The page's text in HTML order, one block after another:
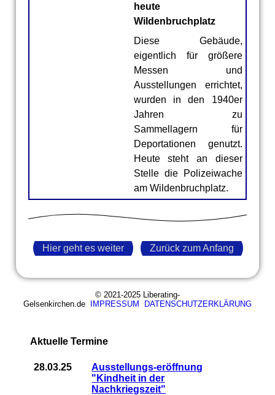
heute
Wildenbruchplatz
Diese Gebäude,
eigentlich für größere
Messen und
Ausstellungen errichtet,
wurden in den 1940er
Jahren zu
Sammellagern für
Deportationen genutzt.
Heute steht an dieser
Stelle die Polizeiwache
am Wildenbruchplatz.
Hier geht es weiter Zurück zum Anfang
© 2021-2025 Liberating-
Gelsenkirchen.de
IMPRESSUM DATENSCHUTZERKLÄRUNG
Aktuelle Termine
28.03.25
Ausstellungs-eröffnung
"Kindheit in der
Nachkriegszeit"